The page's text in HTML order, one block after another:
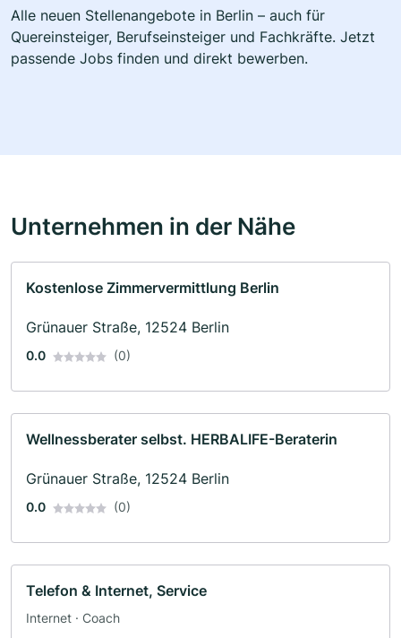
Alle neuen Stellenangebote in Berlin – auch für
Quereinsteiger, Berufseinsteiger und Fachkräfte. Jetzt
passende Jobs finden und direkt bewerben.
Unternehmen in der Nähe
Kostenlose Zimmervermittlung Berlin
Grünauer Straße, 12524 Berlin
0.0 (0)
Wellnessberater selbst. HERBALIFE-Beraterin
Grünauer Straße, 12524 Berlin
0.0 (0)
Telefon & Internet, Service
Internet · Coach